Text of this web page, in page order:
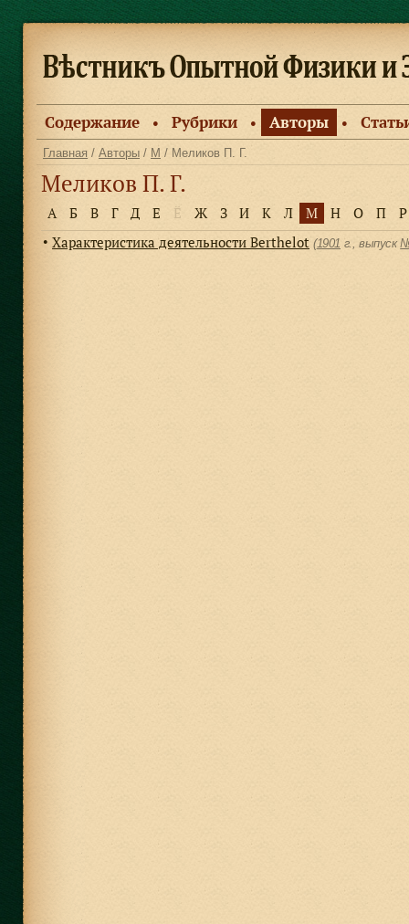
Содержание ● Рубрики ● Авторы ●
Главная / Авторы / М / Меликов П. Г.
Меликов П. Г.
А Б В Г Д Е Ё Ж З И К Л М Н О П Р
● Характеристика деятельности Berthelot (1901 г., выпуск